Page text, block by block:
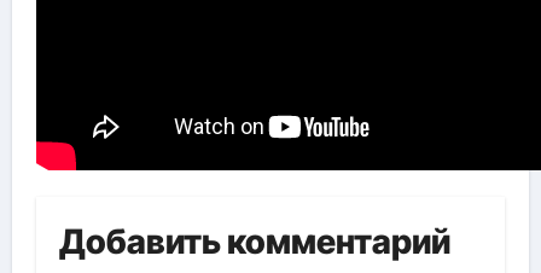
Добавить комментарий